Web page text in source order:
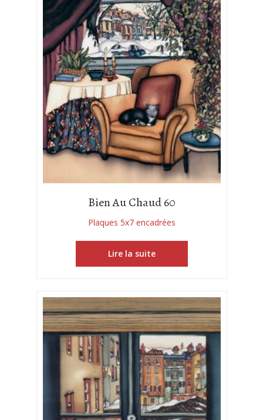
Bien Au Chaud 60
Plaques 5x7 encadrées
Lire la suite